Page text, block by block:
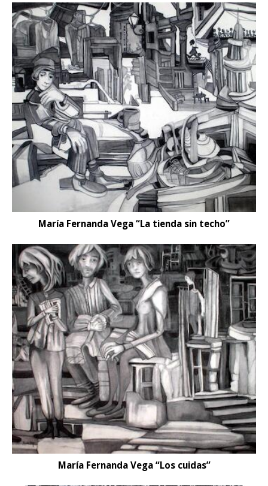
María Fernanda Vega “La tienda sin techo”
María Fernanda Vega “Los cuidas”